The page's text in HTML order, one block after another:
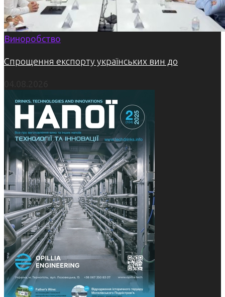
Виноробство
Спрощення експорту українських вин до